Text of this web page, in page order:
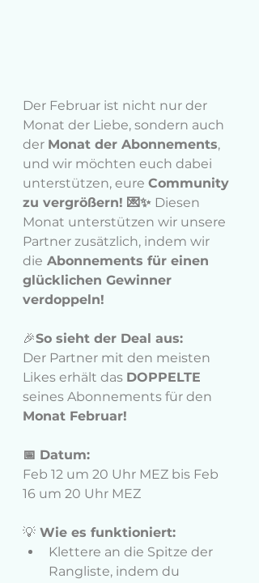
Der Februar ist nicht nur der
Monat der Liebe, sondern auch
der Monat der Abonnements,
und wir möchten euch dabei
unterstützen, eure Community
zu vergrößern! 💌✨ Diesen
Monat unterstützen wir unsere
Partner zusätzlich, indem wir
die Abonnements für einen
glücklichen Gewinner
verdoppeln!
🎉So sieht der Deal aus:
Der Partner mit den meisten
Likes erhält das DOPPELTE
seines Abonnements für den
Monat Februar!
📅 Datum:
Feb 12 um 20 Uhr MEZ bis Feb
16 um 20 Uhr MEZ
💡 Wie es funktioniert:
Klettere an die Spitze der
Rangliste, indem du